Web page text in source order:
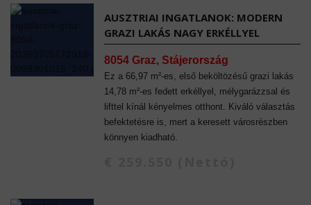
AUSZTRIAI INGATLANOK: MODERN
GRAZI LAKÁS NAGY ERKÉLLYEL
8054 Graz, Stájerország
Ez a 66,97 m²-es, első beköltözésű grazi lakás
14,78 m²-es fedett erkéllyel, mélygarázzsal és
lifttel kínál kényelmes otthont. Kiváló választás
befektetésre is, mert a keresett városrészben
könnyen kiadható.